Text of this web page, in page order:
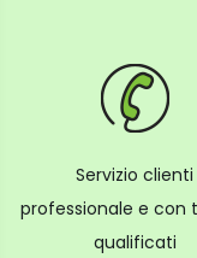
Servizio clienti
professionale e con
qualificati